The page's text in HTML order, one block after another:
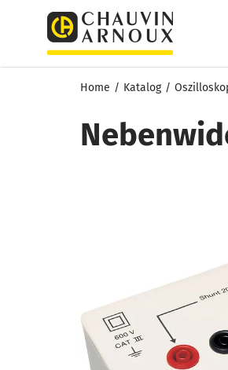
springen
Home Katalog